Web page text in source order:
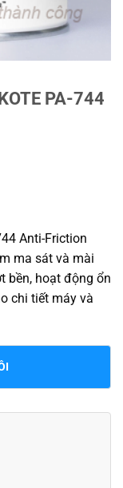
PA-744
Anti-Friction
ma sát và mài
bền, hoạt động ổn
chi tiết máy và